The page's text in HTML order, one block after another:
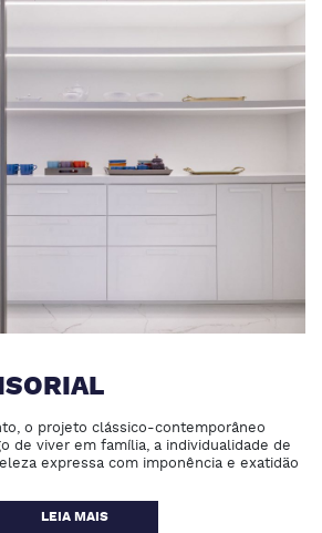
o projeto clássico-contemporâneo
de viver em família, a individualidade de
expressa com imponência e exatidão
LEIA MAIS